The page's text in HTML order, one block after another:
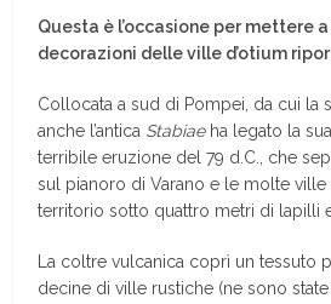
Questa è l’occasione per mettere
decorazioni delle ville d’otium
Collocata a sud di Pompei, da cui la
anche l’antica Stabiaeha legato la
terribile eruzione del 79 d.C., che
sul pianoro di Varano e le molte
territorio sotto quattro metri di lapilli
La coltre vulcanica coprì un tessuto
decine di ville rustiche (ne sono